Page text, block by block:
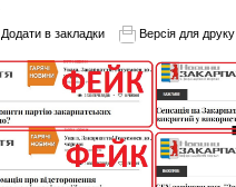
Додати в закладки Версія для друку